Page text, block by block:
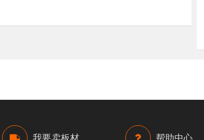
我要卖板材 帮助中心